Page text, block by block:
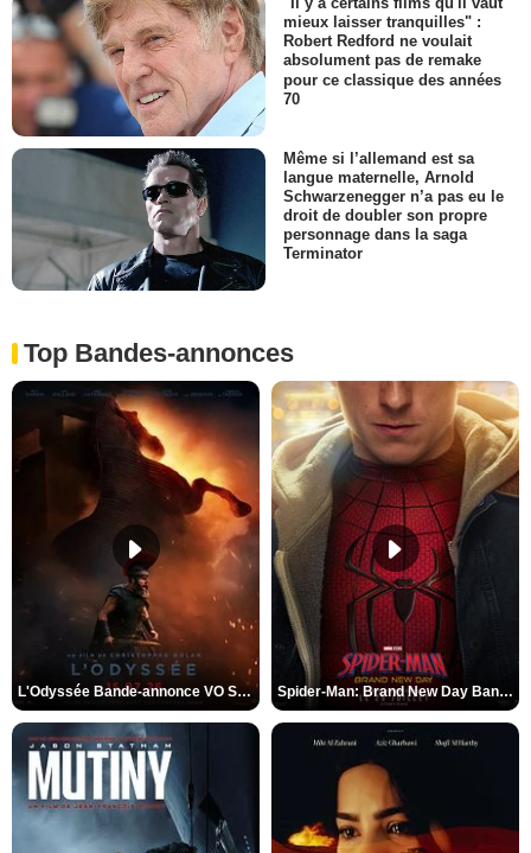
mieux laisser tranquilles" :
Robert Redford ne voulait
absolument pas de remake
pour ce classique des années
70
Même si l’allemand est sa
langue maternelle, Arnold
Schwarzenegger n’a pas eu le
droit de doubler son propre
personnage dans la saga
Terminator
Top Bandes-annonces
L'Odyssée Bande-annonce VO STFR Spider-Man: Brand New Day Bande-annonce VO STFR